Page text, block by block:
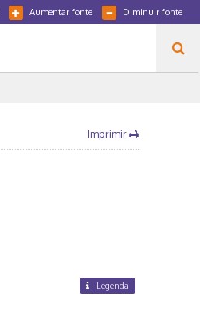
Diminuir fonte
Aumentar fonte
Imprimir
Legenda